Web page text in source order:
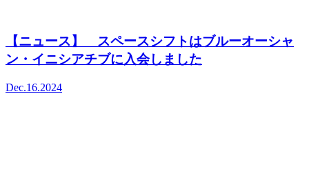
【ニュース】 スペースシフトはブルーオーシャ
ン・イニシアチブに入会しました
Dec.16.2024